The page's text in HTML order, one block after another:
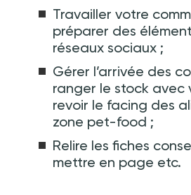
Travailler votre
préparer des
réseaux sociaux ;
Gérer l’arrivée des
ranger le stock avec
revoir le facing des
zone pet-food ;
Relire les fiches
mettre en page etc.